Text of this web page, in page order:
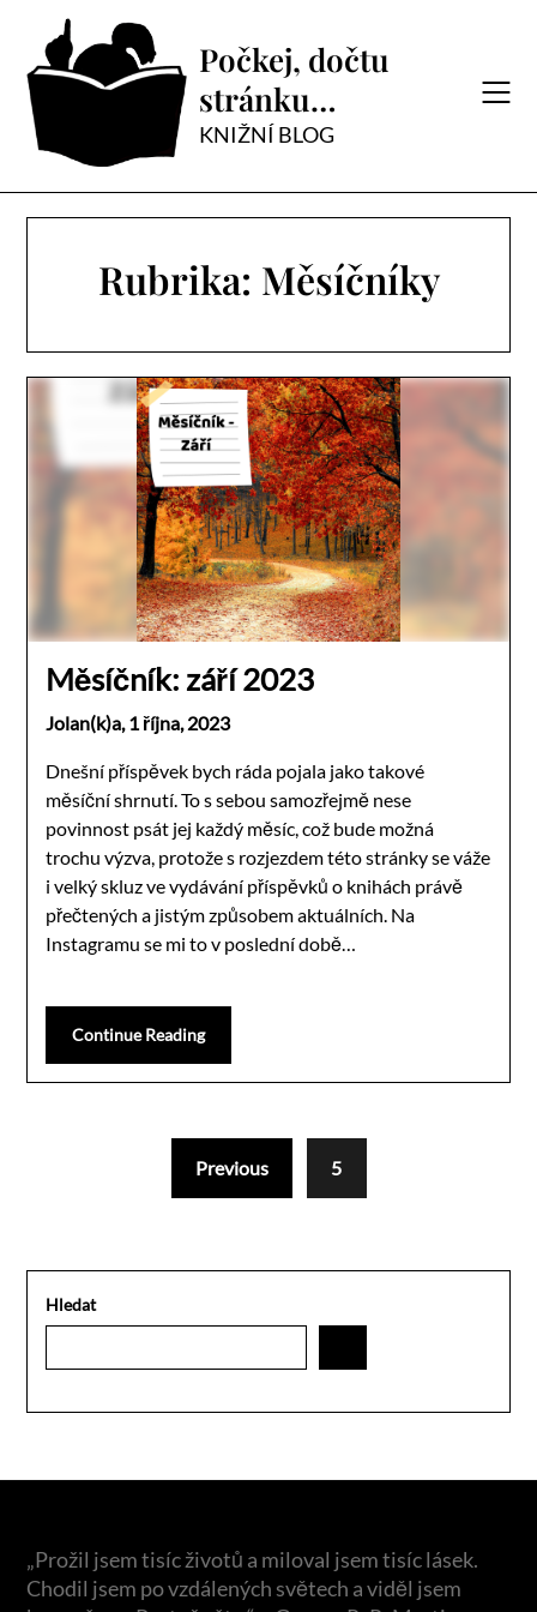
content
Počkej, dočtu
stránku…
KNIŽNÍ BLOG
Rubrika: Měsíčníky
Měsíčník: září 2023
Jolan(k)a, 1 října, 2023
Dnešní příspěvek bych ráda pojala jako takové
měsíční shrnutí. To s sebou samozřejmě nese
povinnost psát jej každý měsíc, což bude možná
trochu výzva, protože s rozjezdem této stránky se váže
i velký skluz ve vydávání příspěvků o knihách právě
přečtených a jistým způsobem aktuálních. Na
Instagramu se mi to v poslední době…
Continue Reading
Previous 5
Hledat
„Prožil jsem tisíc životů a miloval jsem tisíc lásek.
Chodil jsem po vzdálených světech a viděl jsem